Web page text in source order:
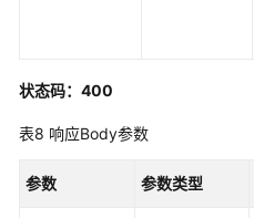
度
状态码：400
表8 响应Body参数
参数 参数类型